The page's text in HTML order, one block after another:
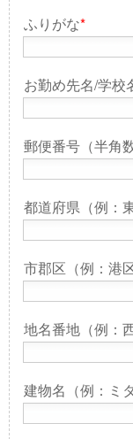
ふりがな*
お勤め先名/学校
郵便番号（半角
都道府県（例：
市郡区（例：港区
地名番地（例：
建物名（例：ミ